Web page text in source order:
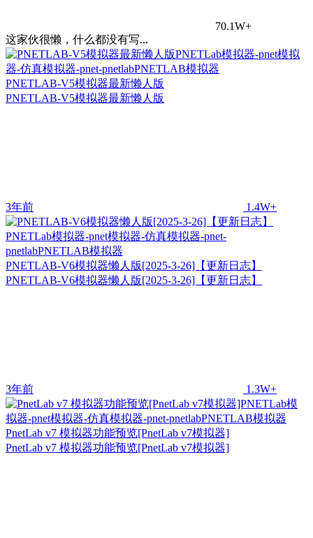
70.1W+
这家伙很懒，什么都没有写...
PNETLAB-V5模拟器最新懒人版
PNETLAB-V5模拟器最新懒人版
3年前 1.4W+
PNETLAB-V6模拟器懒人版[2025-3-26]【更新日志】
PNETLAB-V6模拟器懒人版[2025-3-26]【更新日志】
3年前 1.3W+
PnetLab v7 模拟器功能预览[PnetLab v7模拟器]
PnetLab v7 模拟器功能预览[PnetLab v7模拟器]